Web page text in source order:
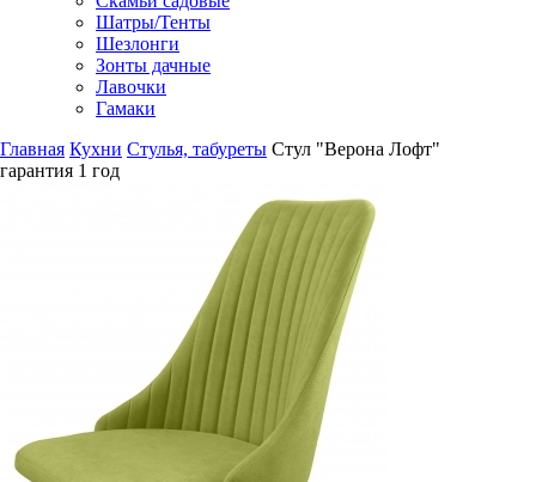
Шатры/Тенты
Шезлонги
Зонты дачные
Лавочки
Гамаки
Главная Кухни Стулья, табуреты Стул "Верона Лофт"
гарантия 1 год